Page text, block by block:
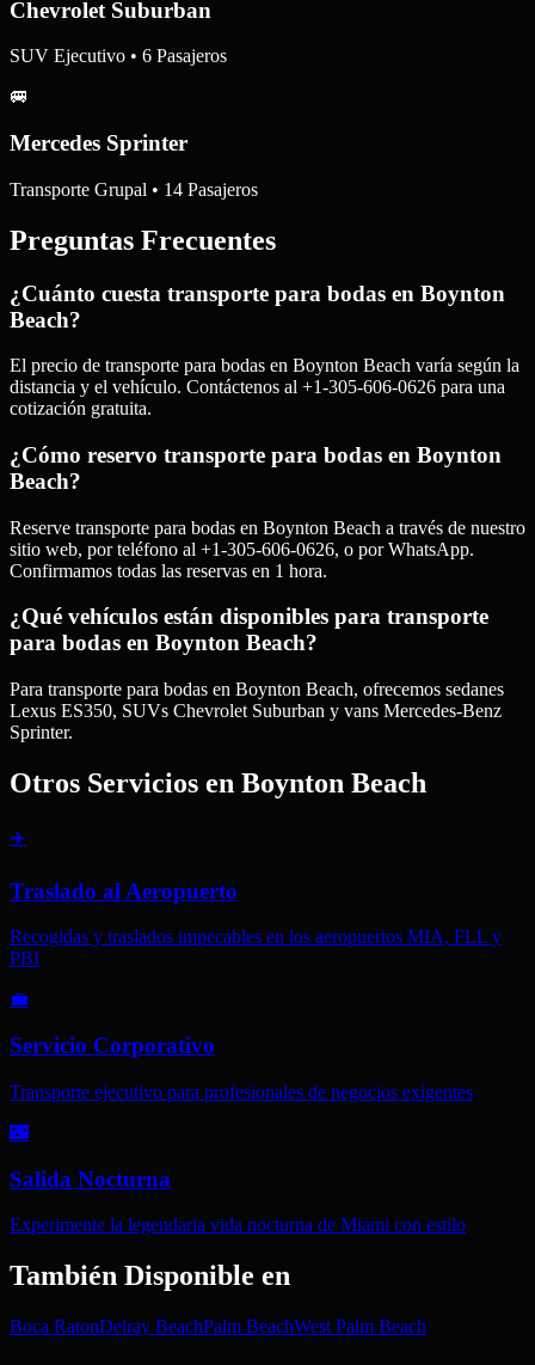
Chevrolet Suburban
SUV Ejecutivo • 6 Pasajeros
🚐
Mercedes Sprinter
Transporte Grupal • 14 Pasajeros
Preguntas Frecuentes
¿Cuánto cuesta transporte para bodas en Boynton
Beach?
El precio de transporte para bodas en Boynton Beach varía según la
distancia y el vehículo. Contáctenos al +1-305-606-0626 para una
cotización gratuita.
¿Cómo reservo transporte para bodas en Boynton
Beach?
Reserve transporte para bodas en Boynton Beach a través de nuestro
sitio web, por teléfono al +1-305-606-0626, o por WhatsApp.
Confirmamos todas las reservas en 1 hora.
¿Qué vehículos están disponibles para transporte
para bodas en Boynton Beach?
Para transporte para bodas en Boynton Beach, ofrecemos sedanes
Lexus ES350, SUVs Chevrolet Suburban y vans Mercedes-Benz
Sprinter.
Otros Servicios en Boynton Beach
✈️
Traslado al Aeropuerto
Recogidas y traslados impecables en los aeropuertos MIA, FLL y
PBI
💼
Servicio Corporativo
Transporte ejecutivo para profesionales de negocios exigentes
🌃
Salida Nocturna
Experimente la legendaria vida nocturna de Miami con estilo
También Disponible en
Boca RatonDelray BeachPalm BeachWest Palm Beach